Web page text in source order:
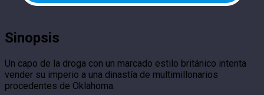
Sinopsis
Un capo de la droga con un marcado estilo británico intenta
vender su imperio a una dinastía de multimillonarios
procedentes de Oklahoma.